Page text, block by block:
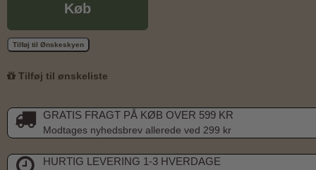
Køb
Tilføj til Ønskeskyen
Tilføj til ønskeliste
GRATIS FRAGT PÅ KØB OVER 599 KR
Modtages nyhedsbrev allerede ved 299 kr
HURTIG LEVERING 1-3 HVERDAGE